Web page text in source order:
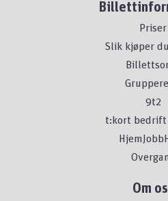
Priser
Slik kjøper
9t2
t:kort
Om